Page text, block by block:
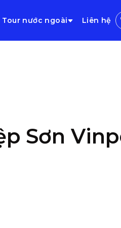
Tour nước ngoài Liên hệ
Sơn